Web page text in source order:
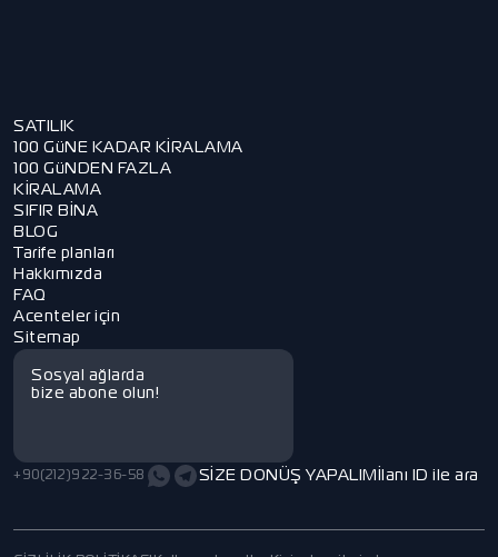
SATILIK
100 GüNE KADAR KİRALAMA
100 GüNDEN FAZLA
KİRALAMA
SIFIR BİNA
BLOG
Tarife planları
Hakkımızda
FAQ
Acenteler için
Sitemap
Sosyal ağlarda
bize abone olun!
+90(212)922-36-58 SİZE DONÜŞ YAPALIM İlanı ID ile ara